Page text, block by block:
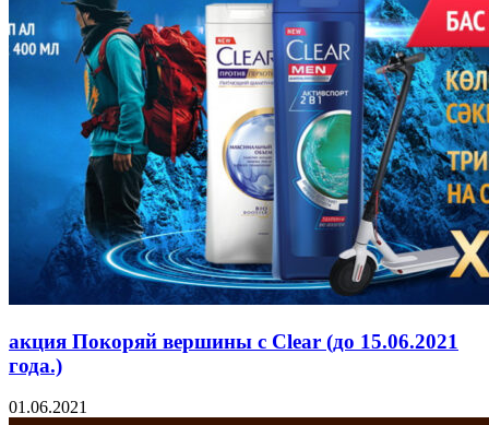
акция Покоряй вершины с Clear (до 15.06.2021
года.)
01.06.2021